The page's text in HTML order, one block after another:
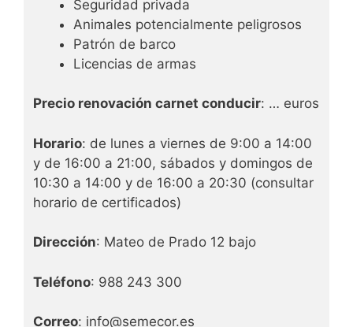
Seguridad privada
Animales potencialmente peligrosos
Patrón de barco
Licencias de armas
Precio renovación carnet conducir: … euros
Horario: de lunes a viernes de 9:00 a 14:00
y de 16:00 a 21:00, sábados y domingos de
10:30 a 14:00 y de 16:00 a 20:30 (consultar
horario de certificados)
Dirección: Mateo de Prado 12 bajo
Teléfono: 988 243 300
Correo: info@semecor.es